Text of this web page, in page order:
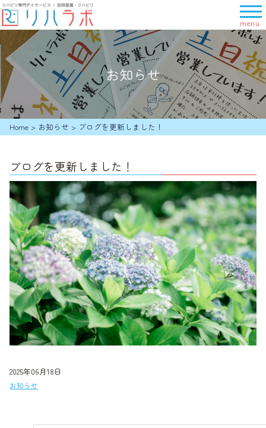
メ
ニ
ュ
ー
を
開
く
お知らせ
Home > お知らせ > ブログを更新しました！
ブログを更新しました！
2025年06月18日
お知らせ